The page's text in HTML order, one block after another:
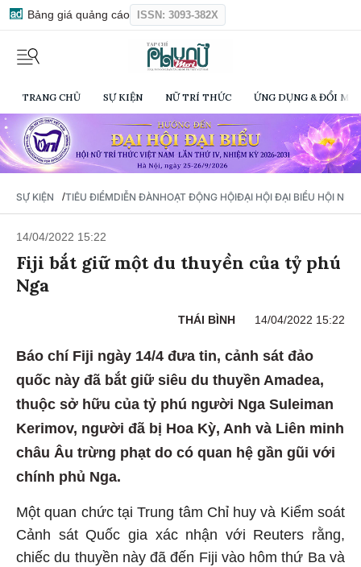
Bảng giá quảng cáo ISSN: 3093-382X
TRANG CHỦ SỰ KIỆN NỮ TRÍ THỨC ỨNG DỤNG & ĐỔI
SỰ KIỆN /TIÊU ĐIỂMDIỄN ĐÀNHOẠT ĐỘNG HỘIĐẠI HỘI ĐẠI BIỂU HỘI NỮ
14/04/2022 15:22
Fiji bắt giữ một du thuyền của tỷ phú
Nga
THÁI BÌNH 14/04/2022 15:22
Báo chí Fiji ngày 14/4 đưa tin, cảnh sát đảo
quốc này đã bắt giữ siêu du thuyền Amadea,
thuộc sở hữu của tỷ phú người Nga Suleiman
Kerimov, người đã bị Hoa Kỳ, Anh và Liên minh
châu Âu trừng phạt do có quan hệ gần gũi với
chính phủ Nga.
Một quan chức tại Trung tâm Chỉ huy và Kiểm soát
Cảnh sát Quốc gia xác nhận với Reuters rằng,
chiếc du thuyền này đã đến Fiji vào hôm thứ Ba và